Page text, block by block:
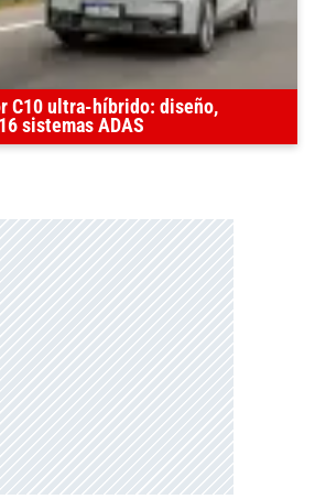
C10 ultra-híbrido: diseño,
sistemas ADAS